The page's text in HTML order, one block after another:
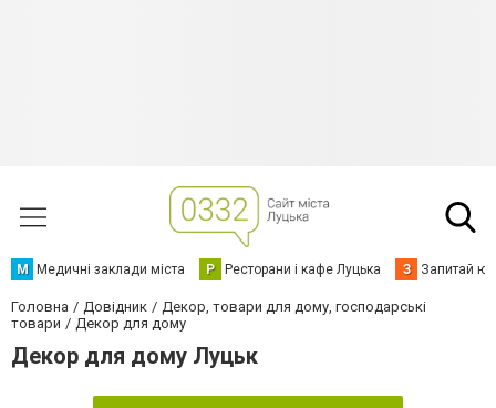
М Медичні заклади міста Р Ресторани і кафе Луцька З Запитай
Головна Довідник
Декор, товари для дому, господарські
товари
Декор для дому
Декор для дому Луцьк